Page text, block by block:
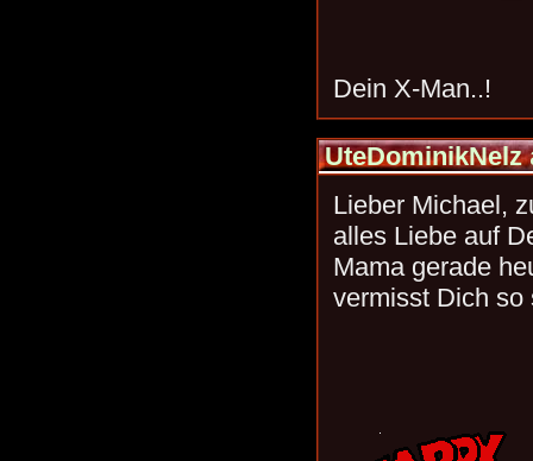
Dein X-Man..!
UteDominikNelz
Lieber Michael,
alles Liebe auf
Mama gerade
vermisst Dich so